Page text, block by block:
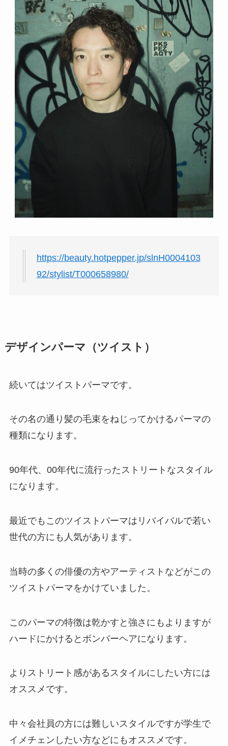
https://beauty.hotpepper.jp/slnH0004103
92/stylist/T000658980/
デザインパーマ（ツイスト）
続いてはツイストパーマです。
その名の通り髪の毛束をねじってかけるパーマの
種類になります。
90年代、00年代に流行ったストリートなスタイル
になります。
最近でもこのツイストパーマはリバイバルで若い
世代の方にも人気があります。
当時の多くの俳優の方やアーティストなどがこの
ツイストパーマをかけていました。
このパーマの特徴は乾かすと強さにもよりますが
ハードにかけるとボンバーヘアになります。
よりストリート感があるスタイルにしたい方には
オススメです。
中々会社員の方には難しいスタイルですが学生で
イメチェンしたい方などにもオススメです。